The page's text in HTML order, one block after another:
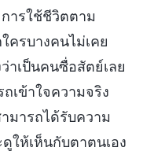
ารใช้ชีวิตตาม
รบางคนไม่เคย
าเป็นคนซื่อสัตย์เลย
เข้าใจความจริง
มารถได้รับความ
ให้เห็นกับตาตนเอง